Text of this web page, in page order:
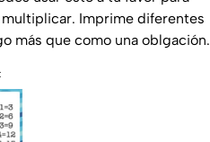
Imprime diferentes
más que como una oblgación.